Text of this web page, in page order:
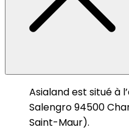
Asialand est situé à
Salengro 94500
Saint-Maur).